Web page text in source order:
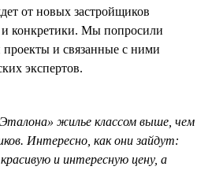
от новых застройщиков
конкретики. Мы попросили
проекты и связанные с ними
экспертов.
жилье классом выше, чем
Интересно, как они зайдут:
и интересную цену, а